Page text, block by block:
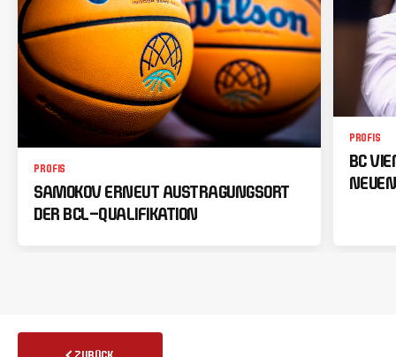
PROFIS
SAMOKOV ERNEUT AUSTRAGUNGSORT
DER BCL-QUALIFIKATION
PROFIS
BC